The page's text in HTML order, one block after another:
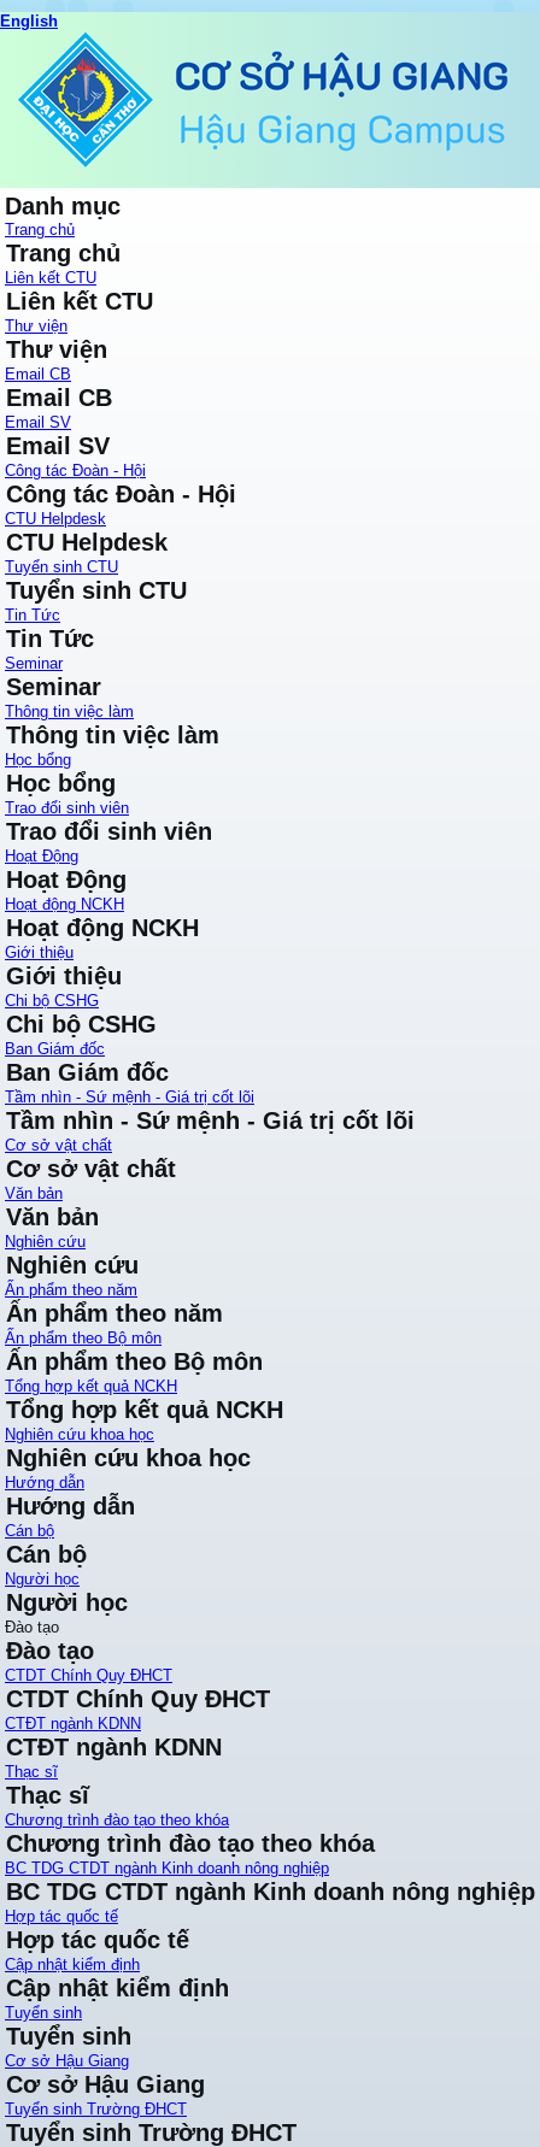
English
Danh mục
Trang chủ
Trang chủ
Liên kết CTU
Liên kết CTU
Thư viện
Thư viện
Email CB
Email CB
Email SV
Email SV
Công tác Đoàn - Hội
Công tác Đoàn - Hội
CTU Helpdesk
CTU Helpdesk
Tuyển sinh CTU
Tuyển sinh CTU
Tin Tức
Tin Tức
Seminar
Seminar
Thông tin việc làm
Thông tin việc làm
Học bổng
Học bổng
Trao đổi sinh viên
Trao đổi sinh viên
Hoạt Động
Hoạt Động
Hoạt động NCKH
Hoạt động NCKH
Giới thiệu
Giới thiệu
Chi bộ CSHG
Chi bộ CSHG
Ban Giám đốc
Ban Giám đốc
Tầm nhìn - Sứ mệnh - Giá trị cốt lõi
Tầm nhìn - Sứ mệnh - Giá trị cốt lõi
Cơ sở vật chất
Cơ sở vật chất
Văn bản
Văn bản
Nghiên cứu
Nghiên cứu
Ấn phẩm theo năm
Ấn phẩm theo năm
Ấn phẩm theo Bộ môn
Ấn phẩm theo Bộ môn
Tổng hợp kết quả NCKH
Tổng hợp kết quả NCKH
Nghiên cứu khoa học
Nghiên cứu khoa học
Hướng dẫn
Hướng dẫn
Cán bộ
Cán bộ
Người học
Người học
Đào tạo
Đào tạo
CTDT Chính Quy ĐHCT
CTDT Chính Quy ĐHCT
CTĐT ngành KDNN
CTĐT ngành KDNN
Thạc sĩ
Thạc sĩ
Chương trình đào tạo theo khóa
Chương trình đào tạo theo khóa
BC TDG CTDT ngành Kinh doanh nông nghiệp
BC TDG CTDT ngành Kinh doanh nông nghiệp
Hợp tác quốc tế
Hợp tác quốc tế
Cập nhật kiểm định
Cập nhật kiểm định
Tuyển sinh
Tuyển sinh
Cơ sở Hậu Giang
Cơ sở Hậu Giang
Tuyển sinh Trường ĐHCT
Tuyển sinh Trường ĐHCT